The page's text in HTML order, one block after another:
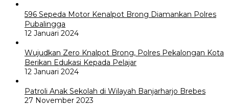
596 Sepeda Motor Kenalpot Brong Diamankan Polres
Pubalingga
12 Januari 2024
Wujudkan Zero Knalpot Brong, Polres Pekalongan Kota
Berikan Edukasi Kepada Pelajar
12 Januari 2024
Patroli Anak Sekolah di Wilayah Banjarharjo Brebes
27 November 2023